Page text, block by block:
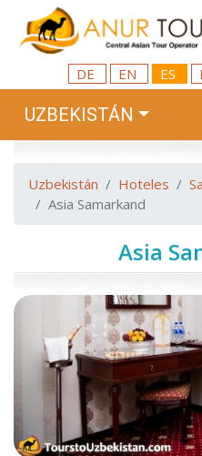
DE EN ES
UZBEKISTÁN
Uzbekistán Hoteles
Asia Samarkand
Asia